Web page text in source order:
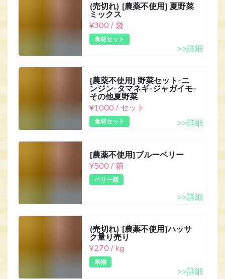
(売切れ) [農薬不使用] 夏野菜
ミックス
¥300 / 袋
食材セット
>>詳細
[農薬不使用] 野菜セット-ニ
ンジン-タマネギ-ジャガイモ-
その他夏野菜
¥1000 / セット
食材セット >>詳細
[農薬不使用]ブルーベリー
¥500 / 箱
ベリー類
>>詳細
(売切れ) [農薬不使用]ハッサ
ク量り売り
¥270 / kg
果物
>>詳細